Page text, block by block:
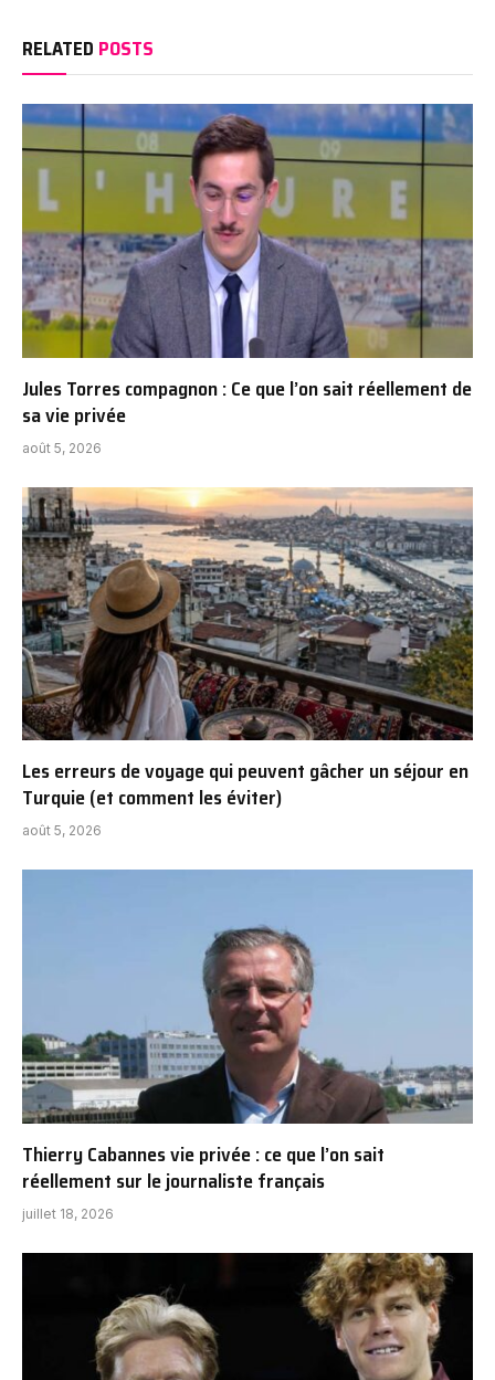
RELATED POSTS
Jules Torres compagnon : Ce que l’on sait réellement de
sa vie privée
août 5, 2026
Les erreurs de voyage qui peuvent gâcher un séjour en
Turquie (et comment les éviter)
août 5, 2026
Thierry Cabannes vie privée : ce que l’on sait
réellement sur le journaliste français
juillet 18, 2026